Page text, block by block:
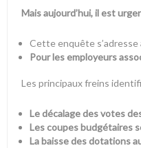
Mais aujourd’hui, il est
Cette enquête s’adresse
Pour les employeurs
Les principaux freins
Le décalage des votes
Les coupes budgétaires
La baisse des dotations